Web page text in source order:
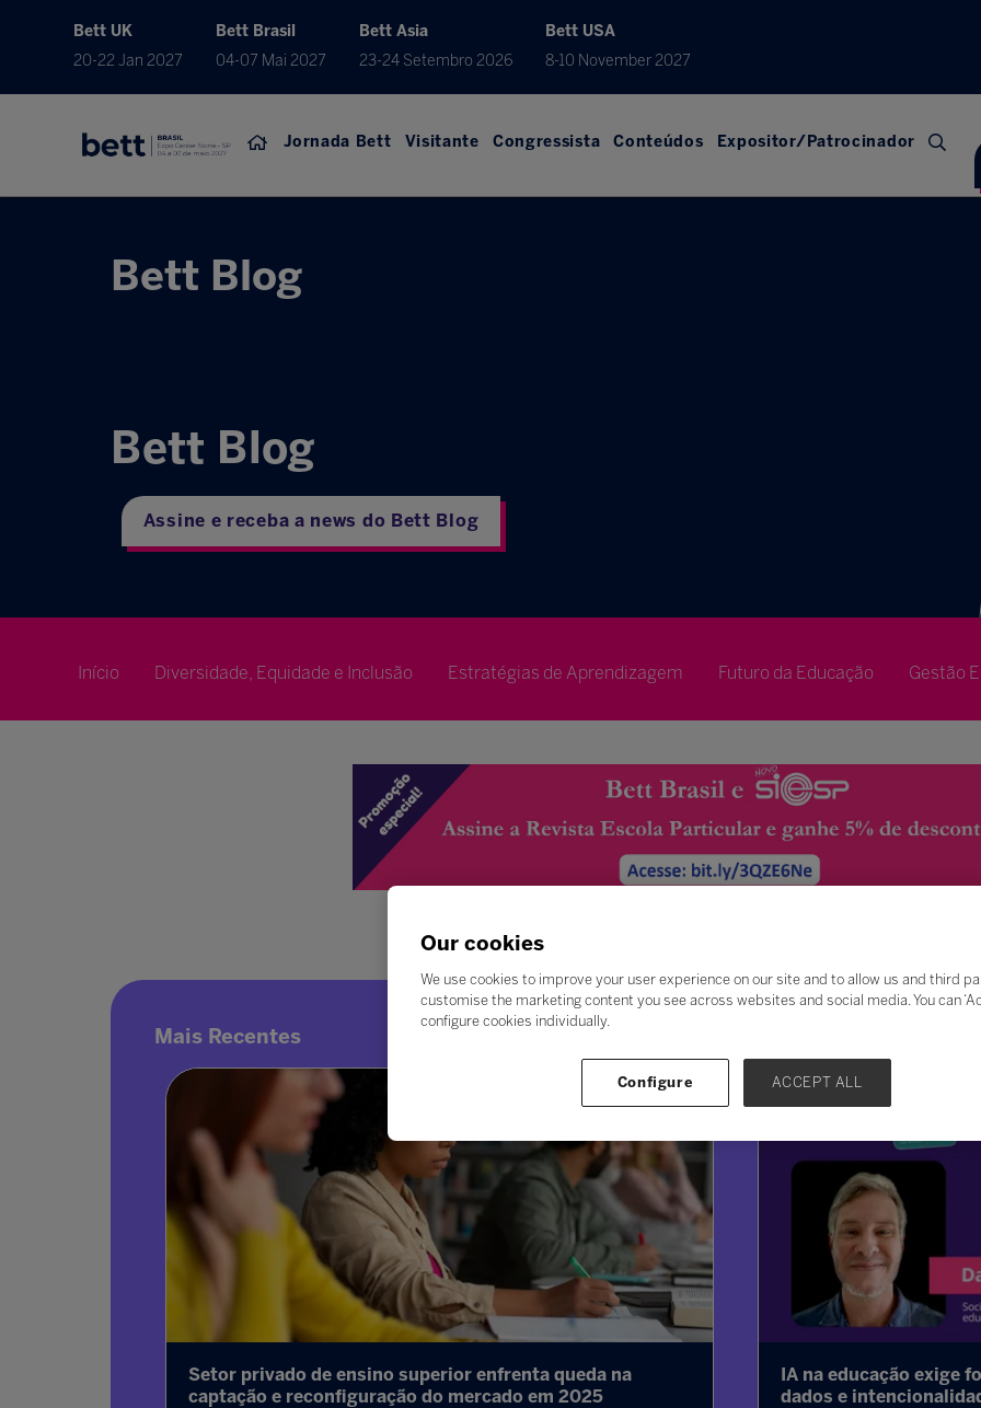
Bett UK
20-22 Jan 2027
Bett Brasil
04-07 Mai 2027
Bett Asia
23-24 Setembro 2026
Bett USA
8-10 November 2027
Jornada Bett Visitante Congressista Conteúdos Expositor/Patrocinador
Bett Blog
Bett Blog
Assine e receba a news do Bett Blog
Início Diversidade, Equidade e Inclusão Estratégias de Aprendizagem Futuro da Educação Gestão
Mais Recentes
Setor privado de ensino superior enfrenta queda na
captação e reconfiguração do mercado em 2025
IA na educação exige
dados e
Our cookies
We use cookies to improve your user experience on our site and to allow us and third
customise the marketing content you see across websites and social media. You can
configure cookies individually.
Configure ACCEPT ALL